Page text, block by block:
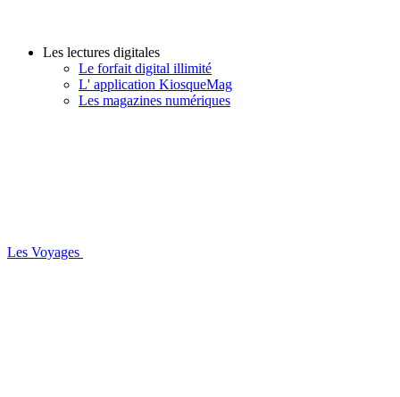
Les lectures digitales
Le forfait digital illimité
L' application KiosqueMag
Les magazines numériques
Les Voyages